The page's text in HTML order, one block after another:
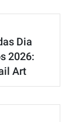
Dia
2026:
Art